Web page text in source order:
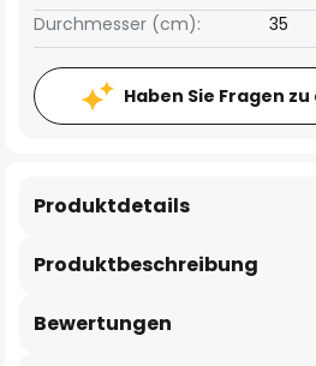
Durchmesser (cm):
35
Haben Sie Fragen
Produktbeschreibung
Produktdetails
Bewertungen